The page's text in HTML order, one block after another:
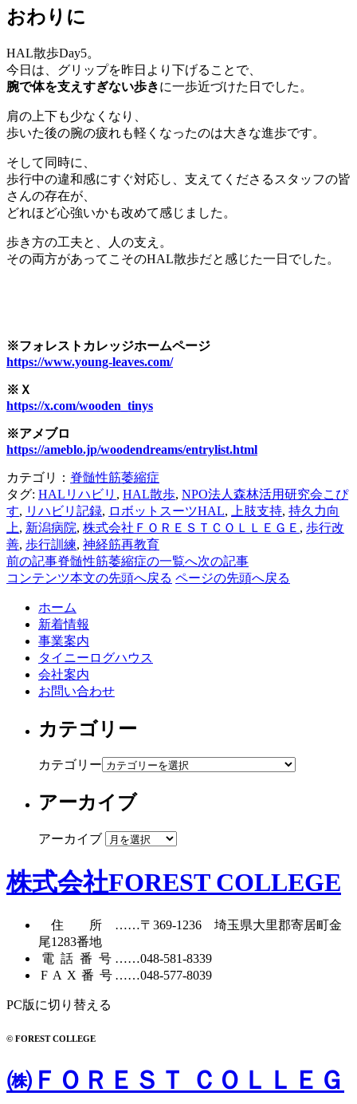
おわりに
HAL散歩Day5。
今日は、グリップを昨日より下げることで、
腕で体を支えすぎない歩きに一歩近づけた日でした。
肩の上下も少なくなり、
歩いた後の腕の疲れも軽くなったのは大きな進歩です。
そして同時に、
歩行中の違和感にすぐ対応し、支えてくださるスタッフの皆
さんの存在が、
どれほど心強いかも改めて感じました。
歩き方の工夫と、人の支え。
その両方があってこそのHAL散歩だと感じた一日でした。
※フォレストカレッジホームページ
https://www.young-leaves.com/
※Ｘ
https://x.com/wooden_tinys
※アメブロ
https://ameblo.jp/woodendreams/entrylist.html
カテゴリ： 脊髄性筋萎縮症
タグ: HALリハビリ , HAL散歩, NPO法人森林活用研究会こぴ
す, リハビリ記録, ロボットスーツHAL, 上肢支持, 持久力向
上, 新潟病院, 株式会社ＦＯＲＥＳＴＣＯＬＬＥＧＥ , 歩行改
善, 歩行訓練, 神経筋再教育
前の記事脊髄性筋萎縮症の一覧へ次の記事
コンテンツ本文の先頭へ戻る ページの先頭へ戻る
ホーム
新着情報
事業案内
タイニーログハウス
会社案内
お問い合わせ
カテゴリー
カテゴリー
アーカイブ
アーカイブ
株式会社FOREST COLLEGE
住所……〒369-1236 埼玉県大里郡寄居町金
尾1283番地
電話番号……048-581-8339
FAX番号……048-577-8039
PC版に切り替える
© FOREST COLLEGE
㈱ＦＯＲＥＳＴ ＣＯＬＬＥＧ